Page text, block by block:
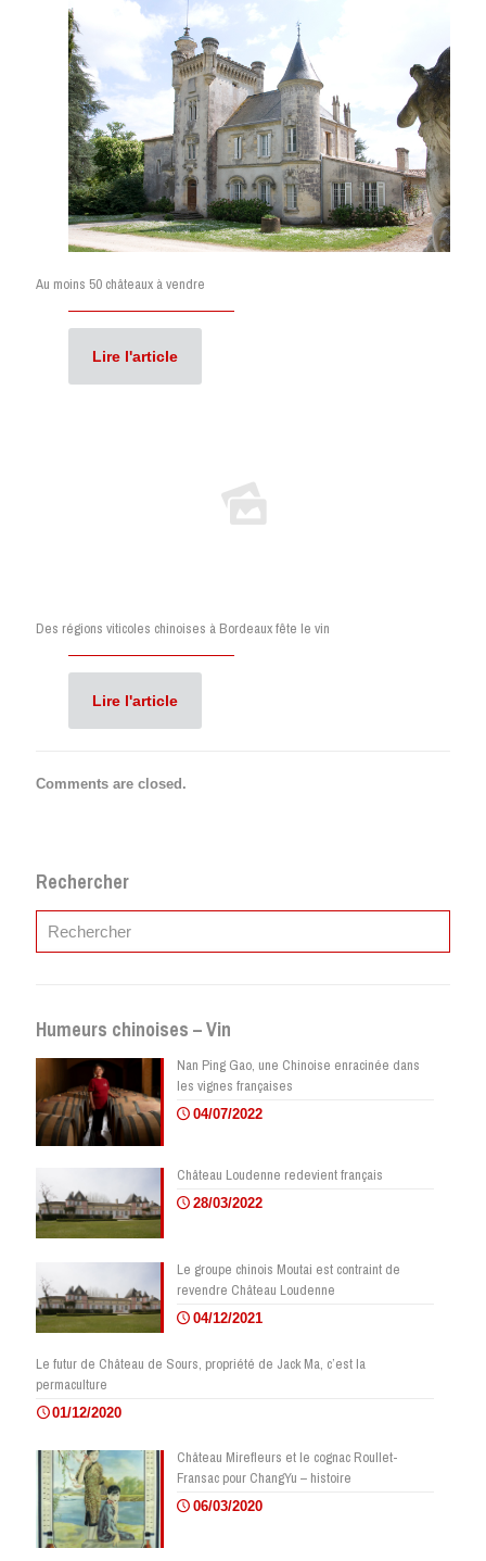
Au moins 50 châteaux à vendre
Lire l'article
Des régions viticoles chinoises à Bordeaux fête le vin
Lire l'article
Comments are closed.
Rechercher
Humeurs chinoises – Vin
Nan Ping Gao, une Chinoise enracinée dans
les vignes françaises
04/07/2022
Château Loudenne redevient français
28/03/2022
Le groupe chinois Moutai est contraint de
revendre Château Loudenne
04/12/2021
Le futur de Château de Sours, propriété de Jack Ma, c’est la
permaculture
01/12/2020
Château Mirefleurs et le cognac Roullet-
Fransac pour ChangYu – histoire
06/03/2020